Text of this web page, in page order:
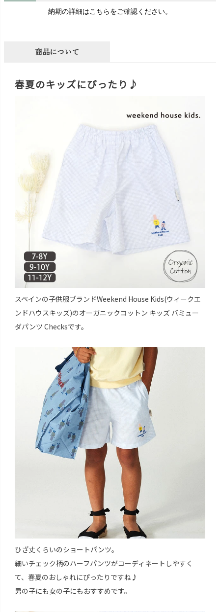
納期の詳細はこちらをご確認ください。
商品について
春夏のキッズにぴったり♪
スペインの子供服ブランドWeekend House Kids(ウィークエ
ンドハウスキッズ)のオーガニックコットン キッズ バミュー
ダパンツ Checksです。
ひざ丈くらいのショートパンツ。
細いチェック柄のハーフパンツがコーディネートしやすく
て、春夏のおしゃれにぴったりですね♪
男の子にも女の子にもおすすめです。